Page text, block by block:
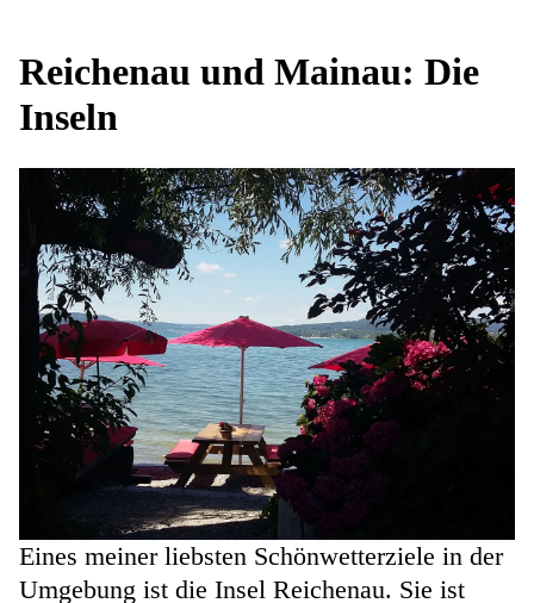
Reichenau und Mainau: Die
Inseln
Eines meiner liebsten Schönwetterziele in der
Umgebung ist die Insel Reichenau. Sie ist